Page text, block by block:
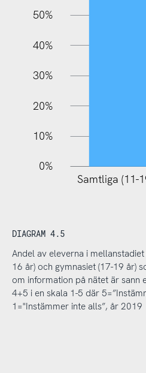
10%
50%
40%
30%
20%
10%
0%
Samtliga (11-
DIAGRAM 4.5
Andel av eleverna i
16 år) och gymnasiet (17-19 år)
om information på nätet är sann
4+5 i en skala 1-5 där
1="Instämmer inte alls”, år 2019